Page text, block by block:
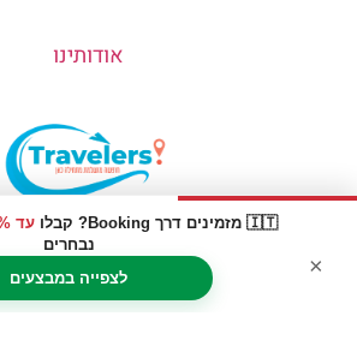
🇮🇹 מזמינים דרך Booking? קבלו עד 15% הנחה
נבחרים
לצפייה במבצעים
×
אודותינו
האתר הינו אתר המלצות מטיילים © כל
TRAVELERS.CO.IL